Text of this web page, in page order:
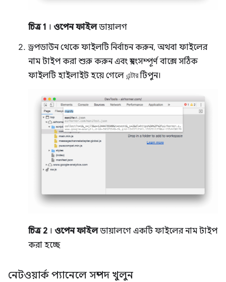
চিত্র 1 । ওপেন ফাইলডায়ালগ
ড্রপডাউন থেকে ফাইলটি নির্বাচন করুন, অথবা ফাইলের
নাম টাইপ করা শুরু করুন এবং স্বয়ংসম্পূর্ণ বাক্সে সঠিক
ফাইলটি হাইলাইট হয়ে গেলে এন্টারটিপুন।
চিত্র 2 । ওপেন ফাইলডায়ালগে একটি ফাইলের নাম টাইপ
করা হচ্ছে
নেটওয়ার্ক প্যানেলে সম্পদ খুলুন